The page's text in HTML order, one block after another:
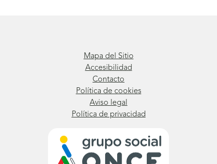
Mapa del Sitio
Accesibilidad
Contacto
Política de cookies
Aviso legal
Política de privacidad